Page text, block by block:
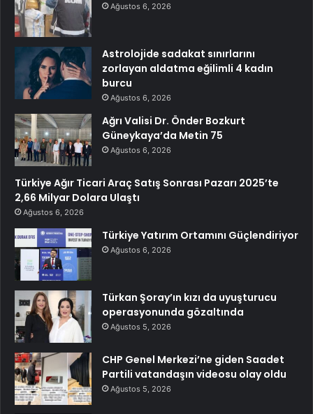
Ağustos 6, 2026
Astrolojide sadakat sınırlarını
zorlayan aldatma eğilimli 4 kadın
burcu
Ağustos 6, 2026
Ağrı Valisi Dr. Önder Bozkurt
Güneykaya’da Metin 75
Ağustos 6, 2026
Türkiye Ağır Ticari Araç Satış Sonrası Pazarı 2025’te
2,66 Milyar Dolara Ulaştı
Ağustos 6, 2026
Türkiye Yatırım Ortamını Güçlendiriyor
Ağustos 6, 2026
Türkan Şoray’ın kızı da uyuşturucu
operasyonunda gözaltında
Ağustos 5, 2026
CHP Genel Merkezi’ne giden Saadet
Partili vatandaşın videosu olay oldu
Ağustos 5, 2026